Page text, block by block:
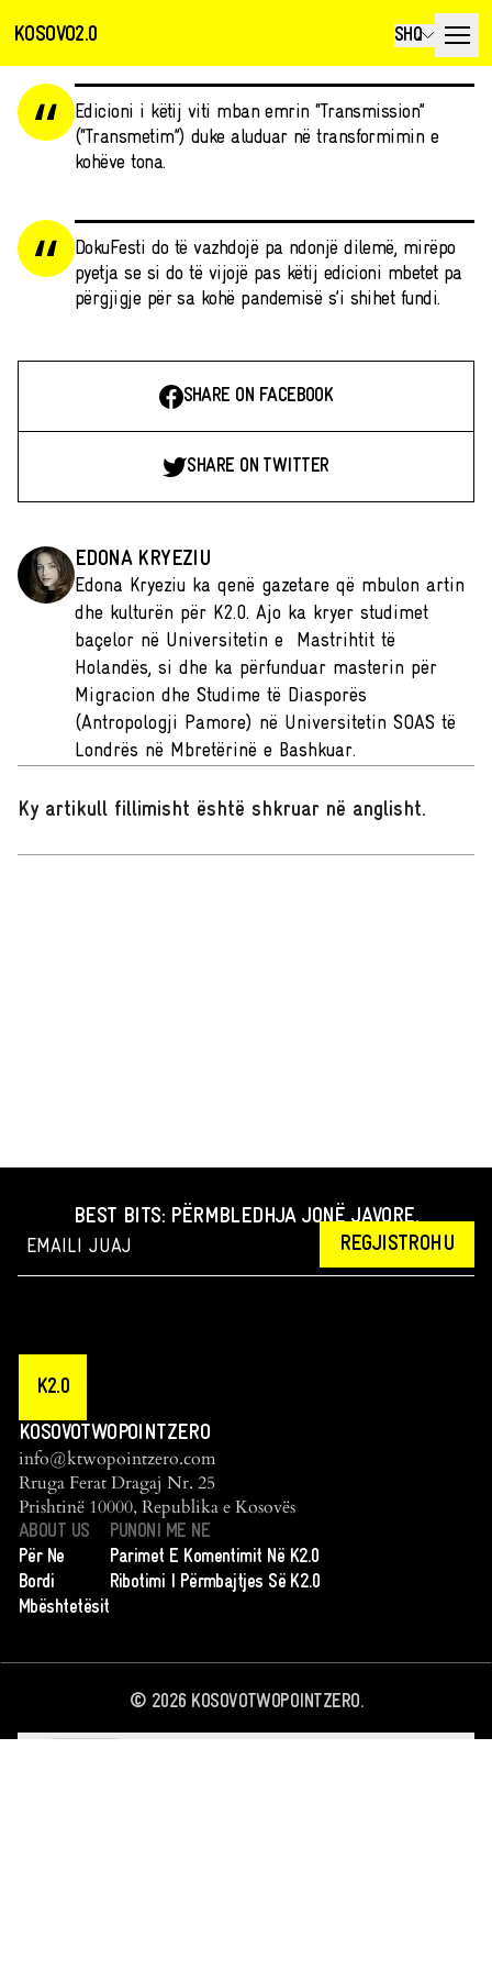
KOSOVO2.0 SHQ
Edicioni i këtij viti mban emrin “Transmission”
(“Transmetim”) duke aluduar në transformimin e
kohëve tona.
DokuFesti do të vazhdojë pa ndonjë dilemë, mirëpo
pyetja se si do të vijojë pas këtij edicioni mbetet pa
përgjigje për sa kohë pandemisë s’i shihet fundi.
SHARE ON FACEBOOK
SHARE ON TWITTER
EDONA KRYEZIU
Edona Kryeziu ka qenë gazetare që mbulon artin
dhe kulturën për K2.0. Ajo ka kryer studimet
baçelor në Universitetin e Mastrihtit të
Holandës, si dhe ka përfunduar masterin për
Migracion dhe Studime të Diasporës
(Antropologji Pamore) në Universitetin SOAS të
Londrës në Mbretërinë e Bashkuar.
Ky artikull fillimisht është shkruar në anglisht.
BEST BITS: PËRMBLEDHJA JONË JAVORE.
REGJISTROHU
K2.0
KOSOVOTWOPOINTZERO
info@ktwopointzero.com
Rruga Ferat Dragaj Nr. 25
Prishtinë 10000, Republika e Kosovës
ABOUT US
Për Ne
Bordi
Mbështetësit
PUNONI ME NE
Parimet E Komentimit Në K2.0
Ribotimi I Përmbajtjes Së K2.0
© 2026KOSOVOTWOPOINTZERO.